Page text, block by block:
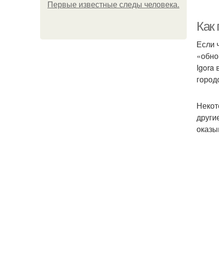
Первые известные следы человека.
Как
Если
Igora